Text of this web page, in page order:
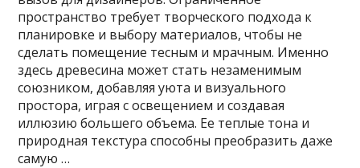
пространство требует творческого подхода к
планировке и выбору материалов, чтобы не
сделать помещение тесным и мрачным. Именно
здесь древесина может стать незаменимым
союзником, добавляя уюта и визуального
простора, играя с освещением и создавая
иллюзию большего объема. Ее теплые тона и
природная текстура способны преобразить даже
самую …